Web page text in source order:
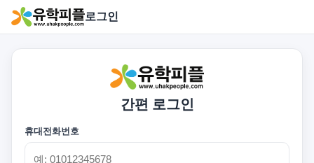
로그인
간편 로그인
휴대전화번호